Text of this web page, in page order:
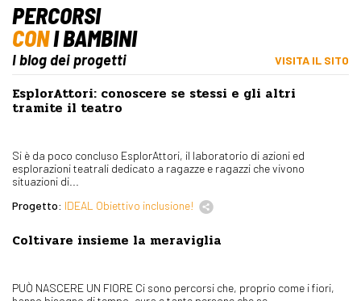
PERCORSI
CONI BAMBINI
I blog dei progetti VISITA IL SITO
EsplorAttori: conoscere se stessi e gli altri
tramite il teatro
Si è da poco concluso EsplorAttori, il laboratorio di azioni ed
esplorazioni teatrali dedicato a ragazze e ragazzi che vivono
situazioni di...
Progetto: IDEAL Obiettivo inclusione!
Coltivare insieme la meraviglia
PUÒ NASCERE UN FIORE Ci sono percorsi che, proprio come i fiori,